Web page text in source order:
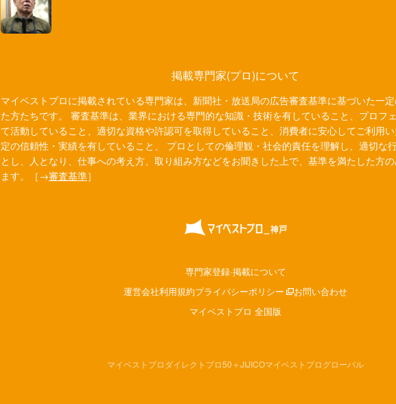
掲載専門家(プロ)について
マイベストプロに掲載されている専門家は、新聞社・放送局の広告審査基準に基づいた一
た方たちです。 審査基準は、業界における専門的な知識・技術を有していること、プロフ
て活動していること、適切な資格や許認可を取得していること、消費者に安心してご利用
定の信頼性・実績を有していること、 プロとしての倫理観・社会的責任を理解し、適切な
とし、人となり、仕事への考え方、取り組み方などをお聞きした上で、基準を満たした方
ます。［→審査基準］
専門家登録·掲載について
運営会社利用規約プライバシーポリシー
お問い合わせ
マイベストプロ 全国版
マイベストプロダイレクト プロ50＋JIJICOマイベストプログローバル